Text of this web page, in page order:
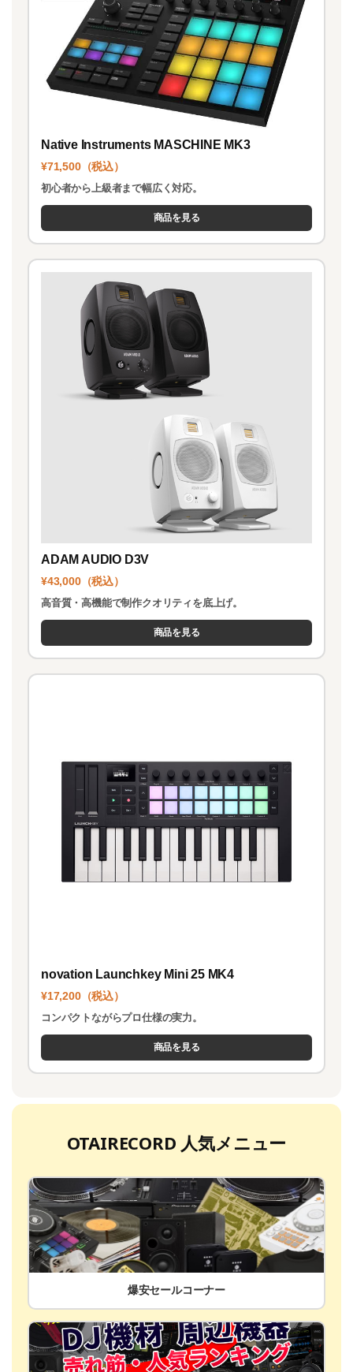
Native Instruments MASCHINE MK3
¥71,500（税込）
初心者から上級者まで幅広く対応。
商品を見る
ADAM AUDIO D3V
¥43,000（税込）
高音質・高機能で制作クオリティを底上げ。
商品を見る
novation Launchkey Mini 25 MK4
¥17,200（税込）
コンパクトながらプロ仕様の実力。
商品を見る
OTAIRECORD 人気メニュー
爆安セールコーナー